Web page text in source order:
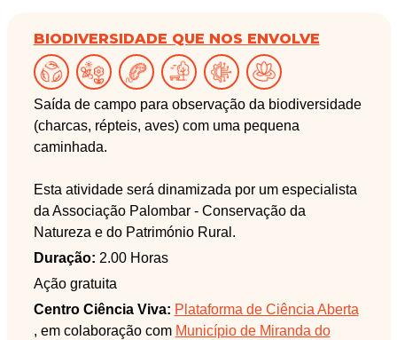
BIODIVERSIDADE QUE NOS ENVOLVE
Saída de campo para observação da biodiversidade
(charcas, répteis, aves) com uma pequena
caminhada.
Esta atividade será dinamizada por um especialista
da Associação Palombar - Conservação da
Natureza e do Património Rural.
Duração: 2.00 Horas
Ação gratuita
Centro Ciência Viva: Plataforma de Ciência Aberta
, em colaboração com Município de Miranda do